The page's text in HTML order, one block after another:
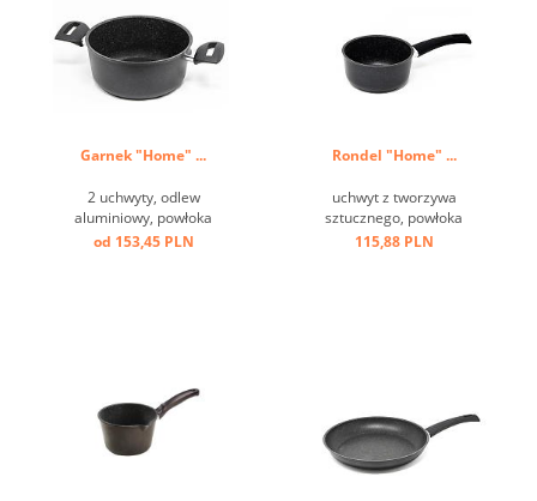
Garnek "Home" ...
2 uchwyty, odlew
aluminiowy, powłoka
przeciw przywierająca, dno
od 153,45 PLN
Rondel "Home" ...
uchwyt z tworzywa
sztucznego, powłoka
przeciw przwierająca ...
115,88 PLN